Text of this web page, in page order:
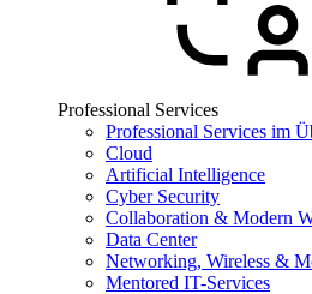
Professional Services
Professional Services im
Cloud
Artificial Intelligence
Cyber Security
Collaboration & Modern
Data Center
Networking, Wireless &
Mentored IT-Services